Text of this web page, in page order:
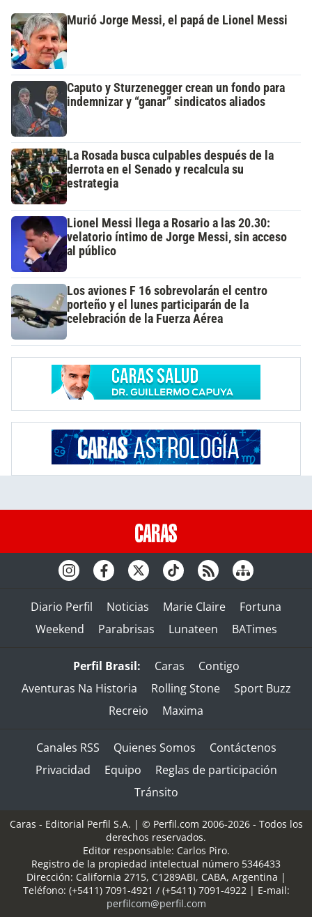
Murió Jorge Messi, el papá de Lionel Messi
Caputo y Sturzenegger crean un fondo para
indemnizar y “ganar” sindicatos aliados
La Rosada busca culpables después de la
derrota en el Senado y recalcula su
estrategia
Lionel Messi llega a Rosario a las 20.30:
velatorio íntimo de Jorge Messi, sin acceso
al público
Los aviones F 16 sobrevolarán el centro
porteño y el lunes participarán de la
celebración de la Fuerza Aérea
Diario Perfil Noticias Marie Claire
Fortuna
Weekend
Parabrisas Lunateen BATimes
Perfil Brasil: Caras
Contigo
Aventuras Na Historia
Rolling Stone
Sport Buzz
Recreio
Maxima
Canales RSS Quienes Somos
Contáctenos
Privacidad
Equipo
Reglas de participación
Tránsito
Caras - Editorial Perfil S.A. | © Perfil.com 2006-2026 - Todos los
derechos reservados.
Editor responsable: Carlos Piro.
Registro de la propiedad intelectual número 5346433
Dirección: California 2715, C1289ABI, CABA, Argentina |
Teléfono: (+5411) 7091-4921 / (+5411) 7091-4922| E-mail:
perfilcom@perfil.com